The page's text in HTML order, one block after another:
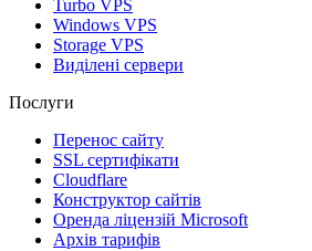
Turbo VPS
Windows VPS
Storage VPS
Виділені сервери
Послуги
Перенос сайту
SSL сертифікати
Clоudflare
Конструктор сайтів
Оренда ліцензій Microsoft
Архів тарифів